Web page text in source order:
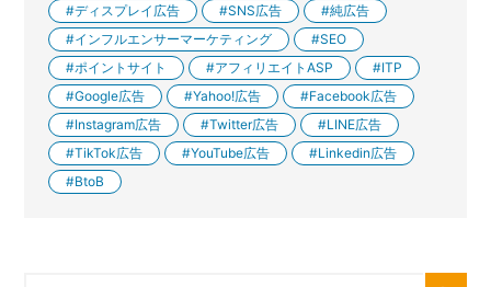
ディスプレイ広告
SNS広告
純広告
インフルエンサーマーケティング
SEO
ポイントサイト
アフィリエイトASP
ITP
Google広告
Yahoo!広告
Facebook広告
Instagram広告
Twitter広告
LINE広告
TikTok広告
YouTube広告
Linkedin広告
BtoB